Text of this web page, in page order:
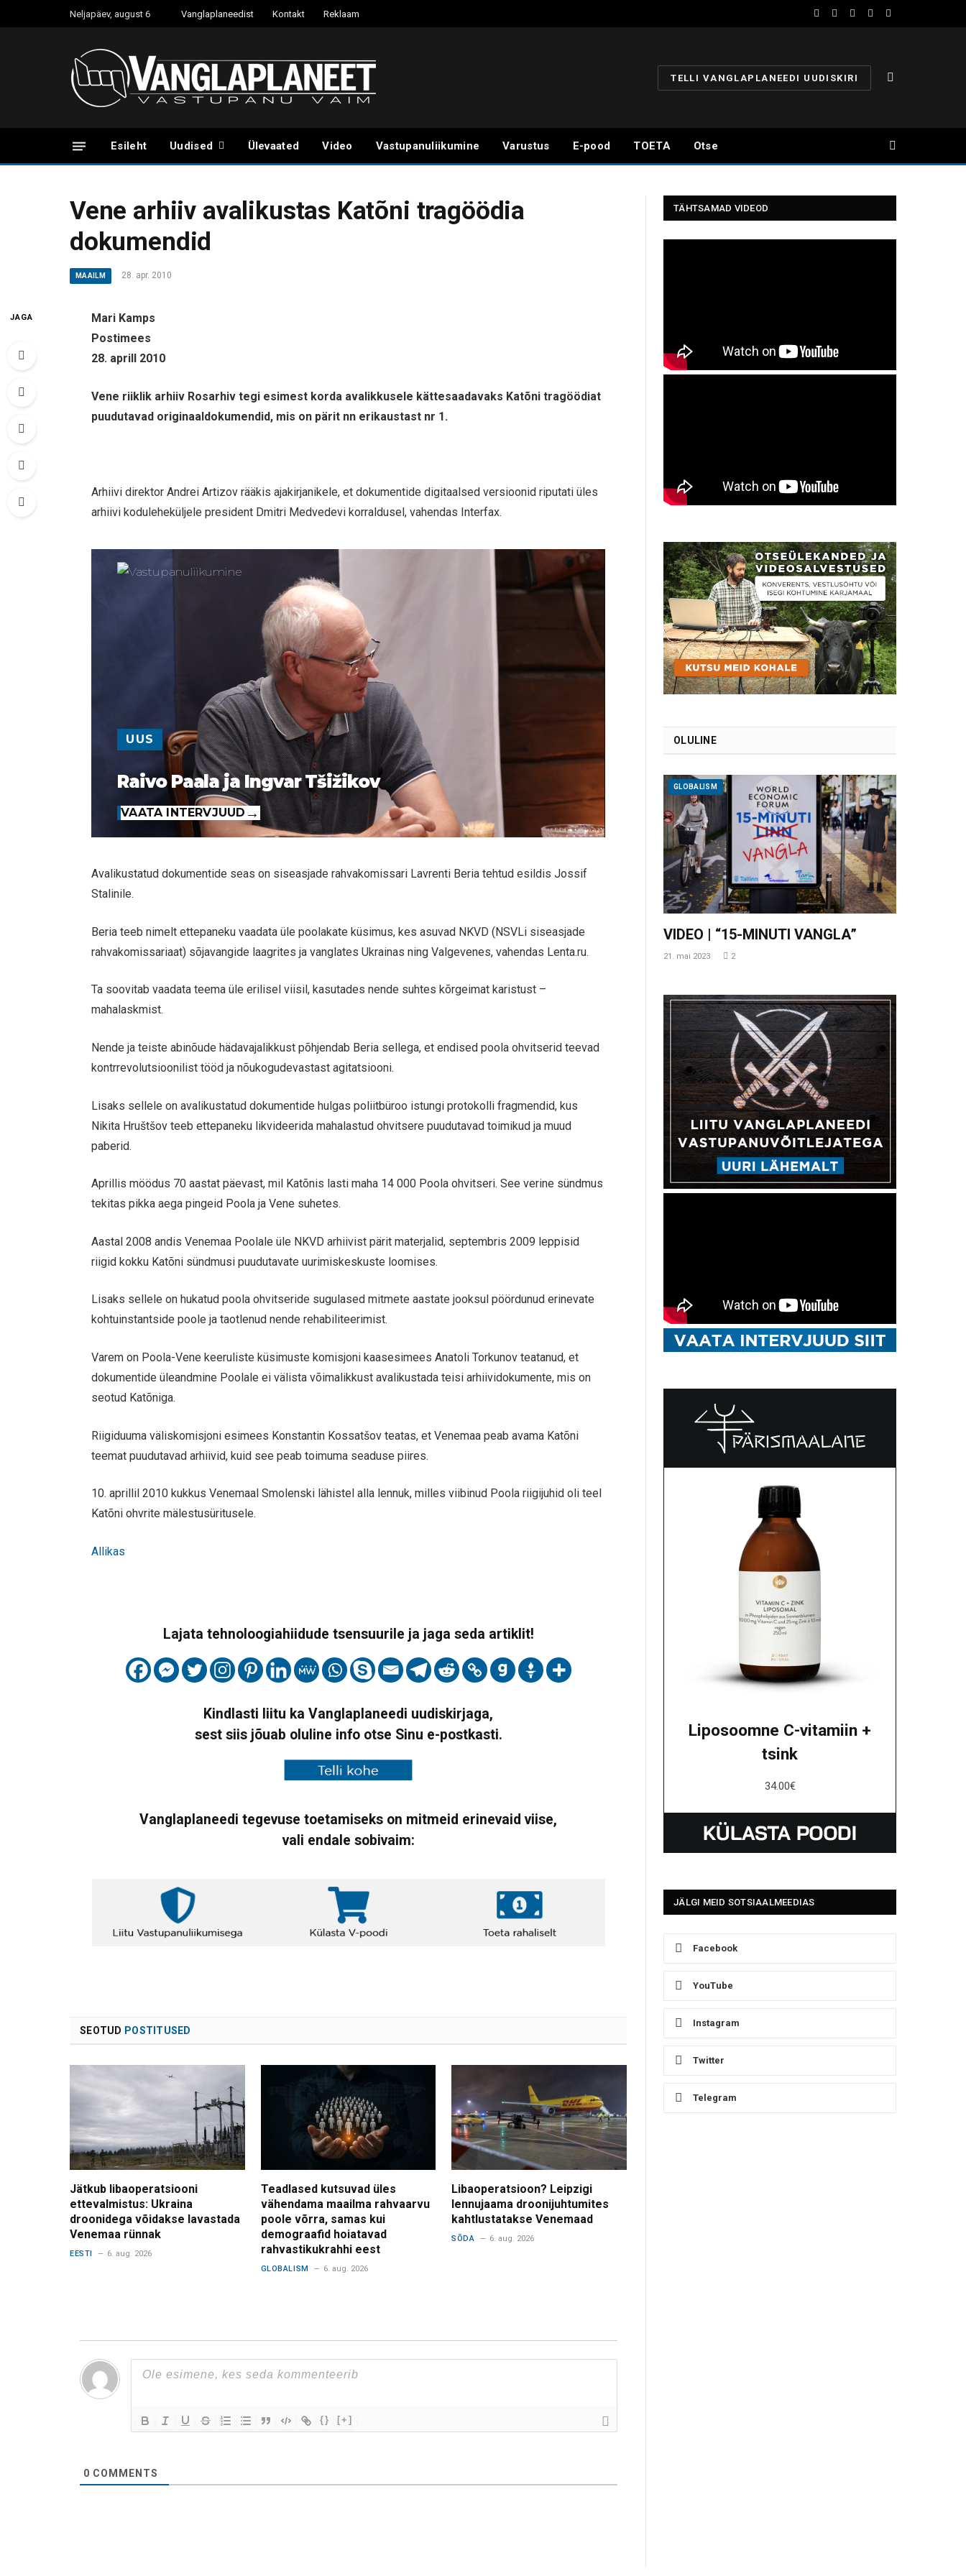
Neljapäev, august 6 Vanglaplaneedist Kontakt Reklaam
Facebook
YouTube
Instagram
X
Telegram
TELLI VANGLAPLANEEDI UUDISKIRI
Esileht Uudised Ülevaated Video Vastupanuliikumine Varustus E-pood TOETA Otse
Vene arhiiv avalikustas Katõni tragöödia
dokumendid
MAAILM 28. apr. 2010
JAGA
Mari Kamps
Postimees
28. aprill 2010
Vene riiklik arhiiv Rosarhiv tegi esimest korda avalikkusele kättesaadavaks Katõni tragöödiat
puudutavad originaaldokumendid, mis on pärit nn erikaustast nr 1.
Arhiivi direktor Andrei Artizov rääkis ajakirjanikele, et dokumentide digitaalsed versioonid riputati üles
arhiivi koduleheküljele president Dmitri Medvedevi korraldusel, vahendas Interfax.
UUS
Raivo Paala ja Ingvar Tšižikov
VAATA INTERVJUUD
Avalikustatud dokumentide seas on siseasjade rahvakomissari Lavrenti Beria tehtud esildis Jossif
Stalinile.
Beria teeb nimelt ettepaneku vaadata üle poolakate küsimus, kes asuvad NKVD (NSVLi siseasjade
rahvakomissariaat) sõjavangide laagrites ja vanglates Ukrainas ning Valgevenes, vahendas Lenta.ru.
Ta soovitab vaadata teema üle erilisel viisil, kasutades nende suhtes kõrgeimat karistust –
mahalaskmist.
Nende ja teiste abinõude hädavajalikkust põhjendab Beria sellega, et endised poola ohvitserid teevad
kontrrevolutsioonilist tööd ja nõukogudevastast agitatsiooni.
Lisaks sellele on avalikustatud dokumentide hulgas poliitbüroo istungi protokolli fragmendid, kus
Nikita Hruštšov teeb ettepaneku likvideerida mahalastud ohvitsere puudutavad toimikud ja muud
paberid.
Aprillis möödus 70 aastat päevast, mil Katõnis lasti maha 14 000 Poola ohvitseri. See verine sündmus
tekitas pikka aega pingeid Poola ja Vene suhetes.
Aastal 2008 andis Venemaa Poolale üle NKVD arhiivist pärit materjalid, septembris 2009 leppisid
riigid kokku Katõni sündmusi puudutavate uurimiskeskuste loomises.
Lisaks sellele on hukatud poola ohvitseride sugulased mitmete aastate jooksul pöördunud erinevate
kohtuinstantside poole ja taotlenud nende rehabiliteerimist.
Varem on Poola-Vene keeruliste küsimuste komisjoni kaasesimees Anatoli Torkunov teatanud, et
dokumentide üleandmine Poolale ei välista võimalikkust avalikustada teisi arhiividokumente, mis on
seotud Katõniga.
Riigiduuma väliskomisjoni esimees Konstantin Kossatšov teatas, et Venemaa peab avama Katõni
teemat puudutavad arhiivid, kuid see peab toimuma seaduse piires.
10. aprillil 2010 kukkus Venemaal Smolenski lähistel alla lennuk, milles viibinud Poola riigijuhid oli teel
Katõni ohvrite mälestusüritusele.
Allikas
Lajata tehnoloogiahiidude tsensuurile ja jaga seda artiklit!
Kindlasti liitu ka Vanglaplaneedi uudiskirjaga,
sest siis jõuab oluline info otse Sinu e-postkasti.
Vanglaplaneedi tegevuse toetamiseks on mitmeid erinevaid viise,
vali endale sobivaim:
SEOTUD POSTITUSED
Jätkub libaoperatsiooni
ettevalmistus: Ukraina
droonidega võidakse lavastada
Venemaa rünnak
EESTI 6. aug. 2026
Teadlased kutsuvad üles
vähendama maailma rahvaarvu
poole võrra, samas kui
demograafid hoiatavad
rahvastikukrahhi eest
GLOBALISM 6. aug. 2026
Libaoperatsioon? Leipzigi
lennujaama droonijuhtumites
kahtlustatakse Venemaad
SÕDA 6. aug. 2026
{} [+]
0 COMMENTS
TÄHTSAMAD VIDEOD
OLULINE
GLOBALISM
VIDEO | “15-MINUTI VANGLA”
21. mai 2023 2
Liposoomne C-vitamiin +
tsink
34.00€
JÄLGI MEID SOTSIAALMEEDIAS
Facebook
YouTube
Instagram
Twitter
Telegram